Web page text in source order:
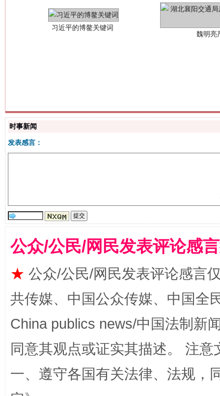
解纷+调解+退费，一次搞定
时事新闻
发表感言：
公众/公民/网民发表评论感
★ 公众/公民/网民发表评论感言
共传媒、中国公众传媒、中国全
China publics news/中国法制新
同意其观点或证实其描述。 注
一、遵守各国有关法律、法规，